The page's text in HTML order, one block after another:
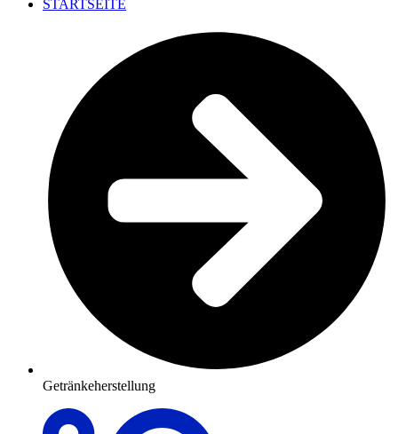
STARTSEITE
Getränkeherstellung